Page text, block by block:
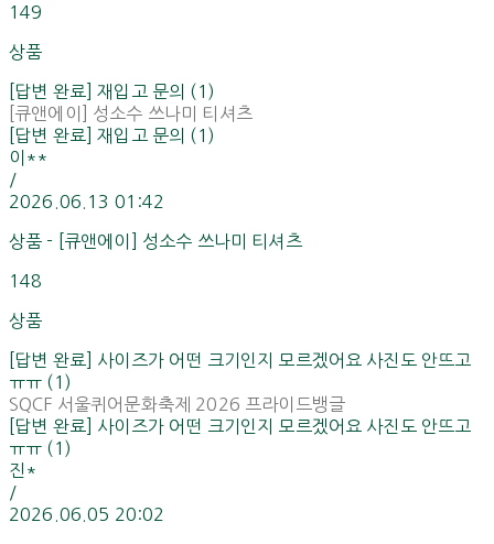
149
상품
[답변 완료] 재입고 문의 (1)
[큐앤에이] 성소수 쓰나미 티셔츠
[답변 완료] 재입고 문의 (1)
이**
/
2026.06.13 01:42
상품 - [큐앤에이] 성소수 쓰나미 티셔츠
148
상품
[답변 완료] 사이즈가 어떤 크기인지 모르겠어요 사진도 안뜨고
ㅠㅠ (1)
SQCF 서울퀴어문화축제 2026 프라이드뱅글
[답변 완료] 사이즈가 어떤 크기인지 모르겠어요 사진도 안뜨고
ㅠㅠ (1)
진*
/
2026.06.05 20:02